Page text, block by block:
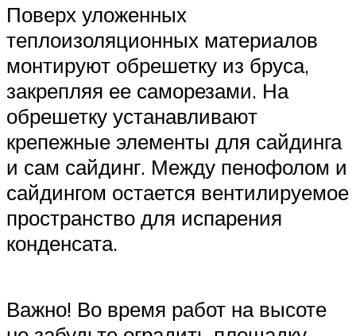
Поверх уложенных
теплоизоляционных материалов
монтируют обрешетку из бруса,
закрепляя ее саморезами. На
обрешетку устанавливают
крепежные элементы для сайдинга
и сам сайдинг. Между пенофолом и
сайдингом остается вентилируемое
пространство для испарения
конденсата.
Важно! Во время работ на высоте